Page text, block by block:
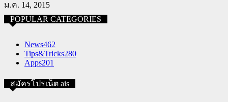
ม.ค. 14, 2015
POPULAR CATEGORIES
News462
Tips&Tricks280
Apps201
สมัครโปรเน็ต ais